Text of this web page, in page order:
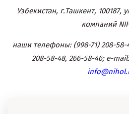
Узбекистан, г.Ташкент, 100187,
компаний
наши телефоны: (998-71) 208-58-
208-58-48, 266-58-46; e-